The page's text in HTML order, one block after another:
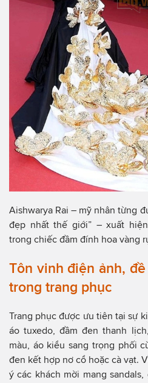
Aishwarya Rai – mỹ nhân từng
đẹp nhất thế giới” – xuất
trong chiếc đầm đính hoa vàng
Tôn vinh điện ảnh,
trong trang phục
Trang phục được ưu tiên tại sự
áo tuxedo, đầm đen thanh
màu, áo kiểu sang trọng phối
đen kết hợp nơ cổ hoặc cà vạt.
ý các khách mời mang